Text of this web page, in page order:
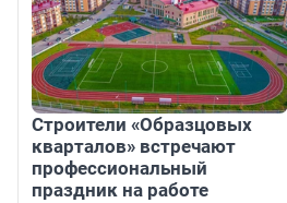
Строители «Образцовых
кварталов» встречают
профессиональный
праздник на работе